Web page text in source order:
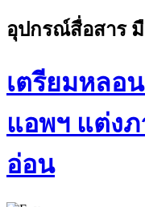
อุปกรณ์สื่อสาร
เตรียมหลอ
แอพฯ แต่ง
อ่อน